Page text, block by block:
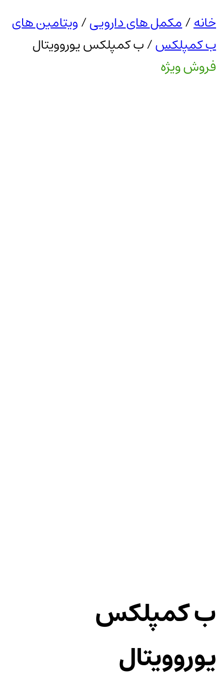
خانه/مکمل های دارویی/ویتامین های
ب کمپلکس/ ب کمپلکس یوروویتال
فروش ویژه
ب کمپلکس
یوروویتال